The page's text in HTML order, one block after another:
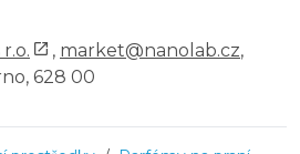
, market@nanolab.cz,
628 00